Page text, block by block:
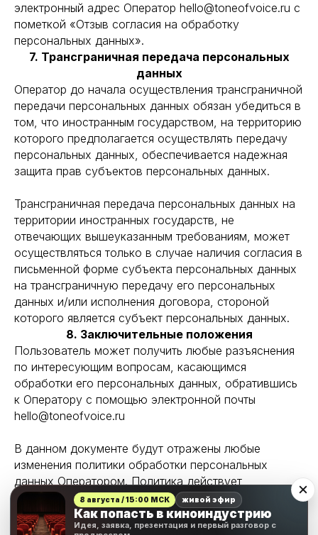
электронный адрес Оператор hello@toneofvoice.ru с
пометкой «Отзыв согласия на обработку
персональных данных».
7. Трансграничная передача персональных
данных
Оператор до начала осуществления трансграничной
передачи персональных данных обязан убедиться в
том, что иностранным государством, на территорию
которого предполагается осуществлять передачу
персональных данных, обеспечивается надежная
защита прав субъектов персональных данных.
Трансграничная передача персональных данных на
территории иностранных государств, не
отвечающих вышеуказанным требованиям, может
осуществляться только в случае наличия согласия в
письменной форме субъекта персональных данных
на трансграничную передачу его персональных
данных и/или исполнения договора, стороной
которого является субъект персональных данных.
8. Заключительные положения
Пользователь может получить любые разъяснения
по интересующим вопросам, касающимся
обработки его персональных данных, обратившись
к Оператору с помощью электронной почты
hello@toneofvoice.ru
В данном документе будут отражены любые
изменения политики обработки персональных
данных Оператором. Политика действует
бессрочно до замены ее новой версией.
Актуальная версия Политики в свободном доступе
8 августа / 15:00 МСК живой эфир
Как попасть в киноиндустрию
Идея, заявка, презентация и первый разговор с